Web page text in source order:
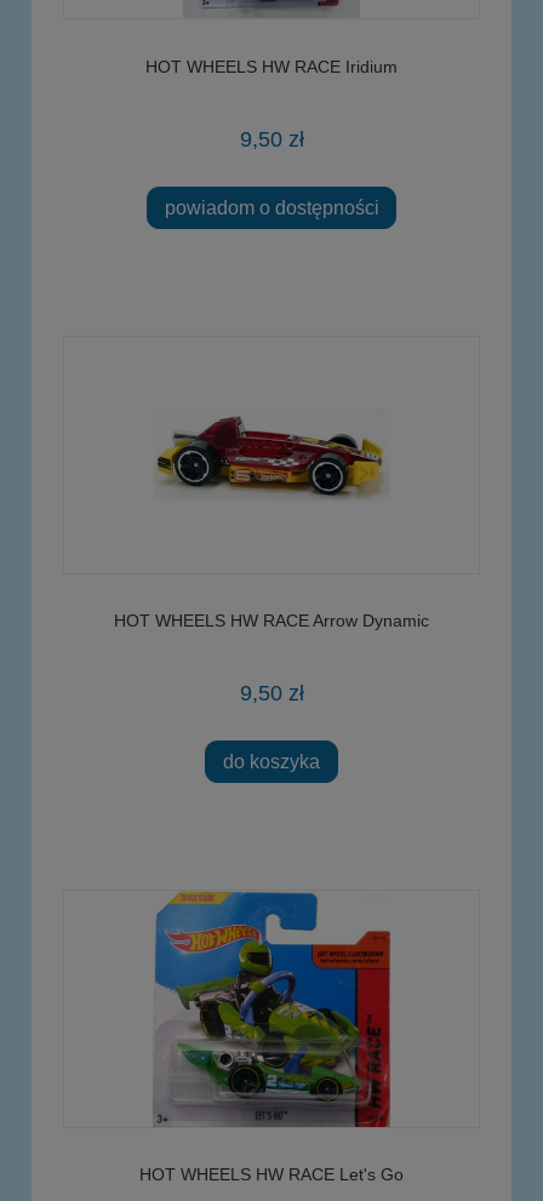
HOT WHEELS HW RACE Iridium
9,50 zł
powiadom o dostępności
HOT WHEELS HW RACE Arrow Dynamic
9,50 zł
do koszyka
HOT WHEELS HW RACE Let's Go